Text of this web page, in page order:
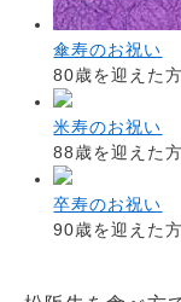
傘寿のお祝い
80歳を迎えた
米寿のお祝い
88歳を迎えた
卒寿のお祝い
90歳を迎えた